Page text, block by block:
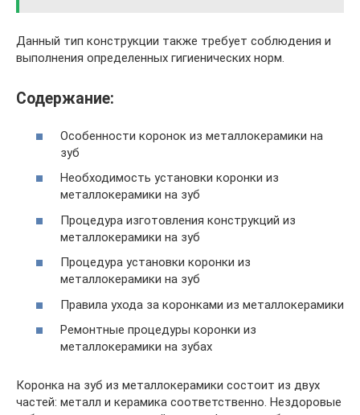
Данный тип конструкции также требует соблюдения и
выполнения определенных гигиенических норм.
Содержание:
Особенности коронок из металлокерамики на
зуб
Необходимость установки коронки из
металлокерамики на зуб
Процедура изготовления конструкций из
металлокерамики на зуб
Процедура установки коронки из
металлокерамики на зуб
Правила ухода за коронками из металлокерамики
Ремонтные процедуры коронки из
металлокерамики на зубах
Коронка на зуб из металлокерамики состоит из двух
частей: металл и керамика соответственно. Нездоровые